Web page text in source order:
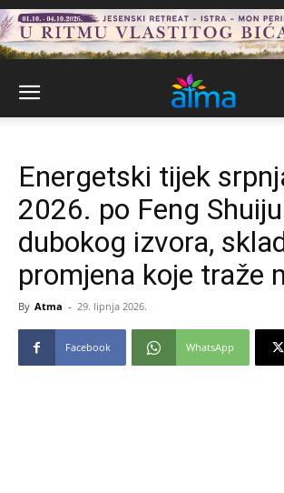
Energetski tijek
2026. po Feng
dubokog izvora,
promjena koje traže
By Atma - 29. lipnja 2026.
Facebook WhatsApp